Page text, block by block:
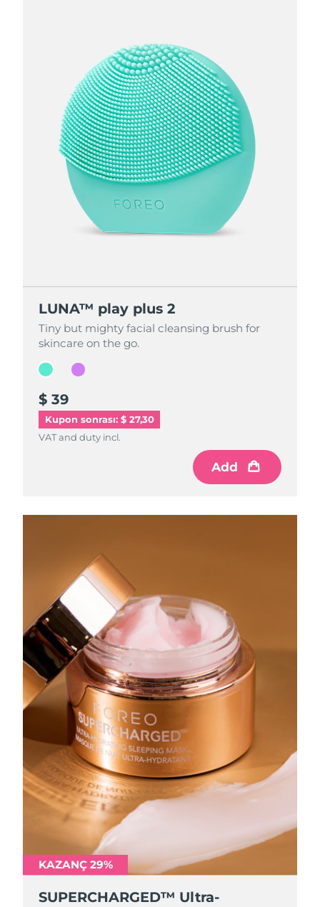
LUNA™ play plus 2
Tiny but mighty facial cleansing brush for
skincare on the go.
$ 39
Kupon sonrası: $ 27,30
VAT and duty incl.
Add
LUNA™ play plus 2
Tiny but mighty facial cleansing brush for
skincare on the go.
$ 39
VAT and duty incl.
Add
KAZANÇ 29%
SUPERCHARGED™ Ultra-